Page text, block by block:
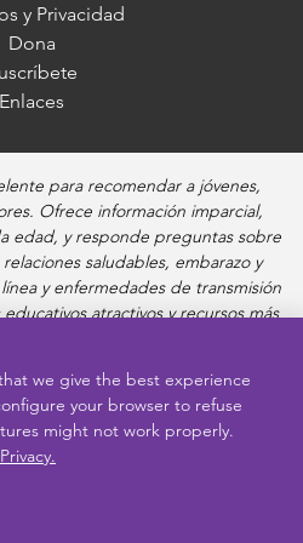
y Privacidad
Dona
Enlaces
para recomendar a jóvenes,
Ofrece información imparcial,
edad, y responde preguntas sobre
saludables, embarazo y
y enfermedades de transmisión
atractivos y recursos más
we give the best experience
your browser to refuse
might not work properly.